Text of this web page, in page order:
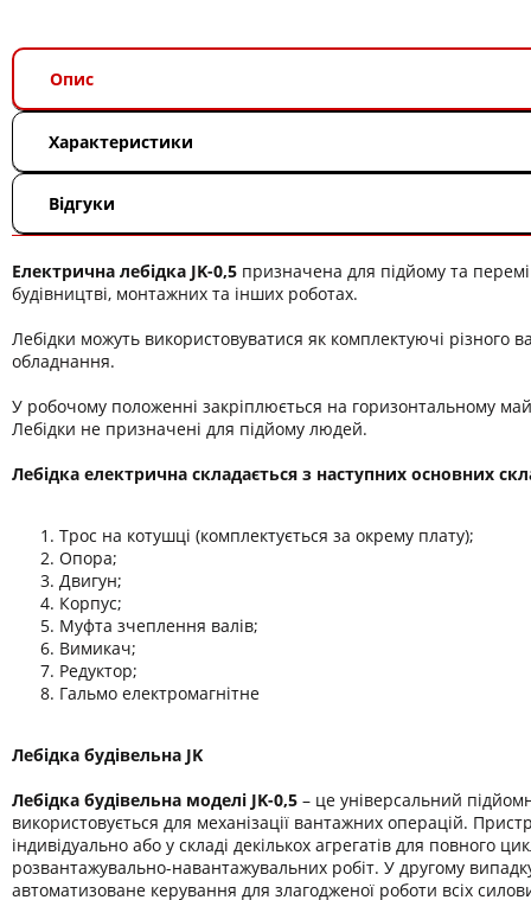
Опис
Характеристики
Відгуки
Електрична лебідка JK-0,5 призначена для підйому та
будівництві, монтажних та інших роботах.
Лебідки можуть використовуватися як комплектуючі різного
обладнання.
У робочому положенні закріплюється на горизонтальному
Лебідки не призначені для підйому людей.
Лебідка електрична складається з наступних основних
Трос на котушці (комплектується за окрему плату);
Опора;
Двигун;
Корпус;
Муфта зчеплення валів;
Вимикач;
Редуктор;
Гальмо електромагнітне
Лебідка будівельна JK
Лебідка будівельна моделі JK-0,5 – це універсальний
використовується для механізації вантажних операцій.
індивідуально або у складі декількох агрегатів для повного
розвантажувально-навантажувальних робіт. У другому
автоматизоване керування для злагодженої роботи всіх